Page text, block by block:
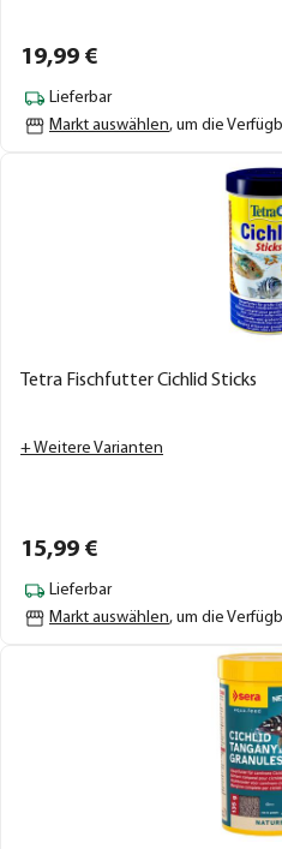
19,99 €
Lieferbar
Markt auswählen, um die
Tetra Fischfutter Cichlid Sticks
+ Weitere Varianten
15,99 €
Lieferbar
Markt auswählen, um die